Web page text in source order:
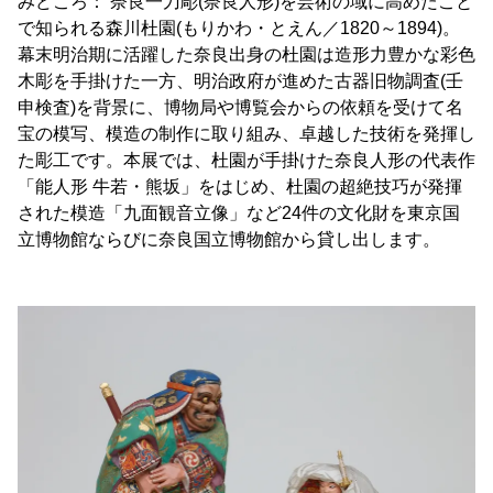
で知られる森川杜園(もりかわ・とえん／1820～1894)。
幕末明治期に活躍した奈良出身の杜園は造形力豊かな彩色
木彫を手掛けた一方、明治政府が進めた古器旧物調査(壬
申検査)を背景に、博物局や博覧会からの依頼を受けて名
宝の模写、模造の制作に取り組み、卓越した技術を発揮し
た彫工です。本展では、杜園が手掛けた奈良人形の代表作
「能人形 牛若・熊坂」をはじめ、杜園の超絶技巧が発揮
された模造「九面観音立像」など24件の文化財を東京国
立博物館ならびに奈良国立博物館から貸し出します。